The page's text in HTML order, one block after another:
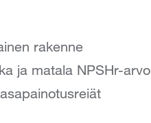
rakenne
ja matala NPSHr-arvo